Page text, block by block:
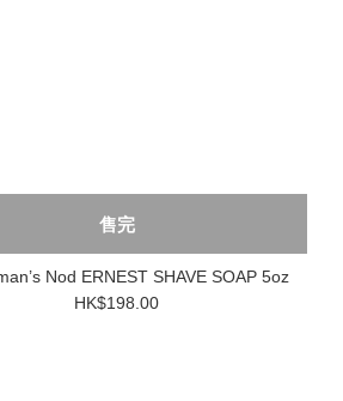
售完
Gentleman’s Nod ERNEST SHAVE SOAP 5oz
HK$198.00